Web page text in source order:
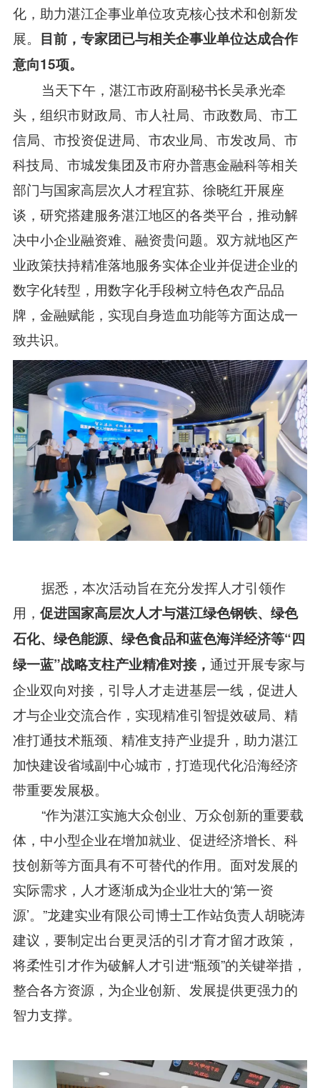
化，助力湛江企事业单位攻克核心技术和创新发
展。 目前，专家团已与相关企事业单位达成合作
意向15项。
当天下午，湛江市政府副秘书长吴承光牵
头，组织市财政局、市人社局、市政数局、市工
信局、市投资促进局、市农业局、市发改局、市
科技局、市城发集团及市府办普惠金融科等相关
部门与国家高层次人才程宜荪、徐晓红开展座
谈，研究搭建服务湛江地区的各类平台，推动解
决中小企业融资难、融资贵问题。双方就地区产
业政策扶持精准落地服务实体企业并促进企业的
数字化转型，用数字化手段树立特色农产品品
牌，金融赋能，实现自身造血功能等方面达成一
致共识。
据悉，本次活动旨在充分发挥人才引领作
用， 促进国家高层次人才与湛江绿色钢铁、绿色
石化、绿色能源、绿色食品和蓝色海洋经济等“四
绿一蓝”战略支柱产业精准对接， 通过开展专家与
企业双向对接，引导人才走进基层一线，促进人
才与企业交流合作，实现精准引智提效破局、精
准打通技术瓶颈、精准支持产业提升，助力湛江
加快建设省域副中心城市，打造现代化沿海经济
带重要发展极。
“作为湛江实施大众创业、万众创新的重要载
体，中小型企业在增加就业、促进经济增长、科
技创新等方面具有不可替代的作用。面对发展的
实际需求，人才逐渐成为企业壮大的‘第一资
源’。”龙建实业有限公司博士工作站负责人胡晓涛
建议，要制定出台更灵活的引才育才留才政策，
将柔性引才作为破解人才引进“瓶颈”的关键举措，
整合各方资源，为企业创新、发展提供更强力的
智力支撑。